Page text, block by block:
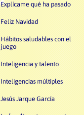
Explícame qué ha pasado
Feliz Navidad
Hábitos saludables con el
juego
Inteligencia y talento
Inteligencias múltiples
Jesús Jarque García